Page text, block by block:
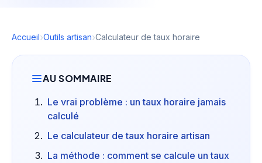
Accueil›Outils artisan›Calculateur de taux horaire
AU SOMMAIRE
Le vrai problème : un taux horaire jamais
calculé
Le calculateur de taux horaire artisan
La méthode : comment se calcule un taux